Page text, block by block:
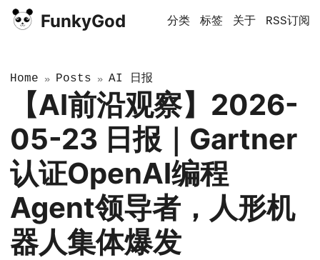
FunkyGod 分类 标签 关于 RSS订阅
Home » Posts » AI 日报
【AI前沿观察】2026-
05-23 日报｜Gartner
认证OpenAI编程
Agent领导者，人形机
器人集体爆发